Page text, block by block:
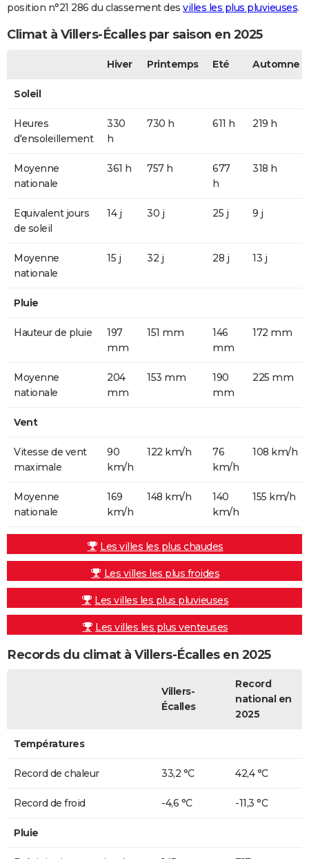
position n°21 286 du classement des villes les plus pluvieuses.
Climat à Villers-Écalles par saison en 2025
Hiver Printemps Eté Automne
Soleil
Heures
d'ensoleillement
330
h
730 h 611 h 219 h
Moyenne
nationale
361 h 757 h
677
h
318 h
Equivalent jours
de soleil
14 j 30 j 25 j 9 j
Moyenne
nationale
15 j 32 j 28 j 13 j
Pluie
Hauteur de pluie
197
mm
151 mm
146
mm
172 mm
Moyenne
nationale
204
mm
153 mm
190
mm
225 mm
Vent
Vitesse de vent
maximale
90
km/h
122 km/h
76
km/h
108 km/h
Moyenne
nationale
169
km/h
148 km/h
140
km/h
155 km/h
Les villes les plus chaudes
Les villes les plus froides
Les villes les plus pluvieuses
Les villes les plus venteuses
Records du climat à Villers-Écalles en 2025
Villers-
Écalles
Record
national en
2025
Températures
Record de chaleur 33,2 °C 42,4 °C
Record de froid -4,6 °C -11,3 °C
Pluie